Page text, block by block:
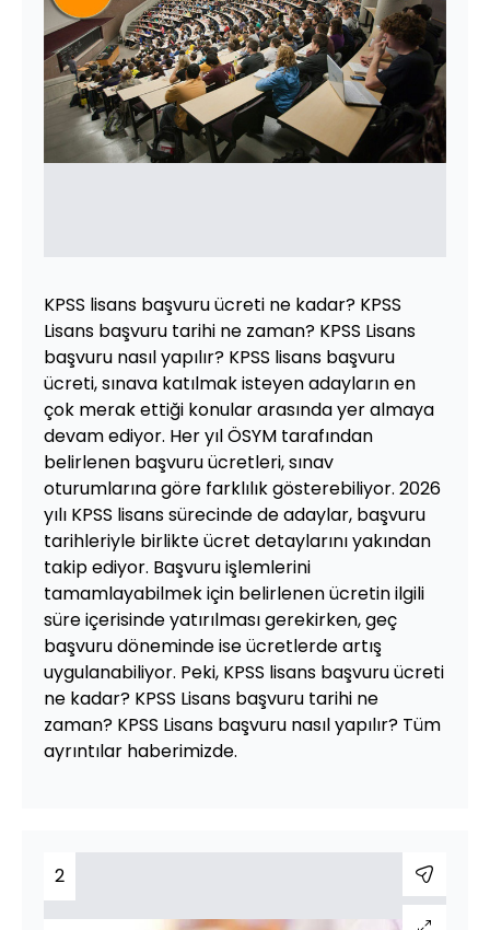
KPSS lisans başvuru ücreti ne kadar? KPSS
Lisans başvuru tarihi ne zaman? KPSS Lisans
başvuru nasıl yapılır? KPSS lisans başvuru
ücreti, sınava katılmak isteyen adayların en
çok merak ettiği konular arasında yer almaya
devam ediyor. Her yıl ÖSYM tarafından
belirlenen başvuru ücretleri, sınav
oturumlarına göre farklılık gösterebiliyor. 2026
yılı KPSS lisans sürecinde de adaylar, başvuru
tarihleriyle birlikte ücret detaylarını yakından
takip ediyor. Başvuru işlemlerini
tamamlayabilmek için belirlenen ücretin ilgili
süre içerisinde yatırılması gerekirken, geç
başvuru döneminde ise ücretlerde artış
uygulanabiliyor. Peki, KPSS lisans başvuru ücreti
ne kadar? KPSS Lisans başvuru tarihi ne
zaman? KPSS Lisans başvuru nasıl yapılır? Tüm
ayrıntılar haberimizde.
2